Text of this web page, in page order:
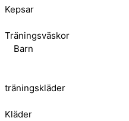
Kepsar
Träningsväskor
Barn
träningskläder
Kläder